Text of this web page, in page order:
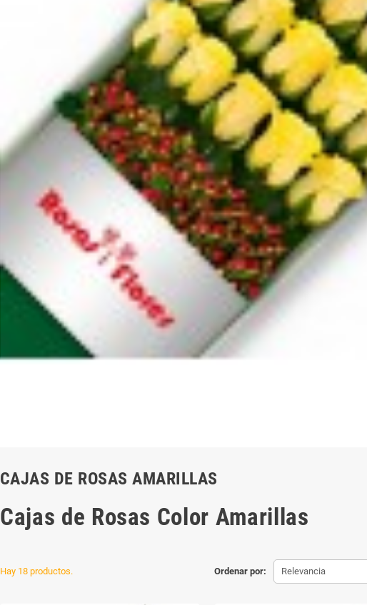
CAJAS DE ROSAS AMARILLAS
Cajas de Rosas Color Amarillas
Ordenar por: Relevancia
Hay 18 productos.